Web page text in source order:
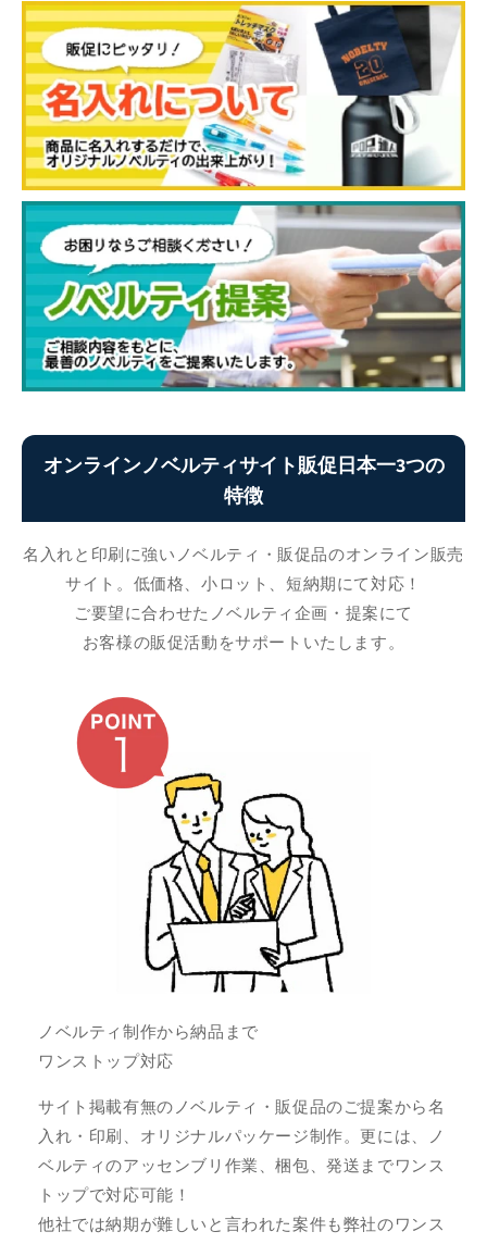
オンラインノベルティサイト販促日本一3つの
特徴
名入れと印刷に強いノベルティ・販促品のオンライン販売
サイト。低価格、小ロット、短納期にて対応！
ご要望に合わせたノベルティ企画・提案にて
お客様の販促活動をサポートいたします。
ノベルティ制作から納品まで
ワンストップ対応
サイト掲載有無のノベルティ・販促品のご提案から名
入れ・印刷、オリジナルパッケージ制作。更には、ノ
ベルティのアッセンブリ作業、梱包、発送までワンス
トップで対応可能！
他社では納期が難しいと言われた案件も弊社のワンス